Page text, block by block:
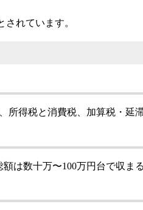
れています。
得税と消費税、加算税・延
は数十万〜100万円台で収ま